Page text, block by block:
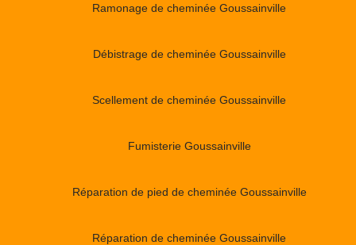
Ramonage de cheminée Goussainville
Débistrage de cheminée Goussainville
Scellement de cheminée Goussainville
Fumisterie Goussainville
Réparation de pied de cheminée Goussainville
Réparation de cheminée Goussainville